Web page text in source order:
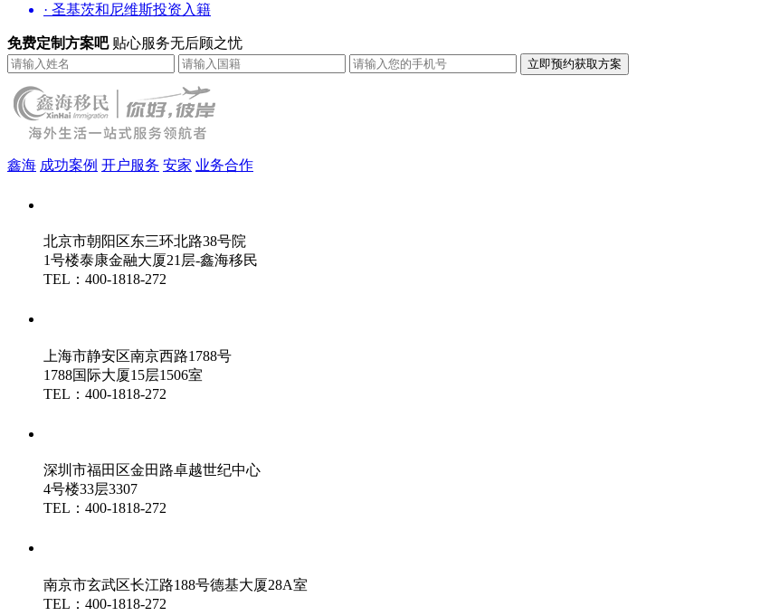
· 圣基茨和尼维斯投资入籍
免费定制方案吧 贴心服务无后顾之忧
鑫海 成功案例 开户服务 安家 业务合作
北京市朝阳区东三环北路38号院
1号楼泰康金融大厦21层-鑫海移民
TEL：400-1818-272
上海市静安区南京西路1788号
1788国际大厦15层1506室
TEL：400-1818-272
深圳市福田区金田路卓越世纪中心
4号楼33层3307
TEL：400-1818-272
南京市玄武区长江路188号德基大厦28A室
TEL：400-1818-272